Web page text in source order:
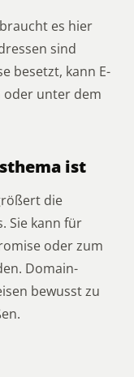
es hier
sind
besetzt, kann E-
oder unter dem
ist
die
Sie kann für
oder zum
Domain-
bewusst zu